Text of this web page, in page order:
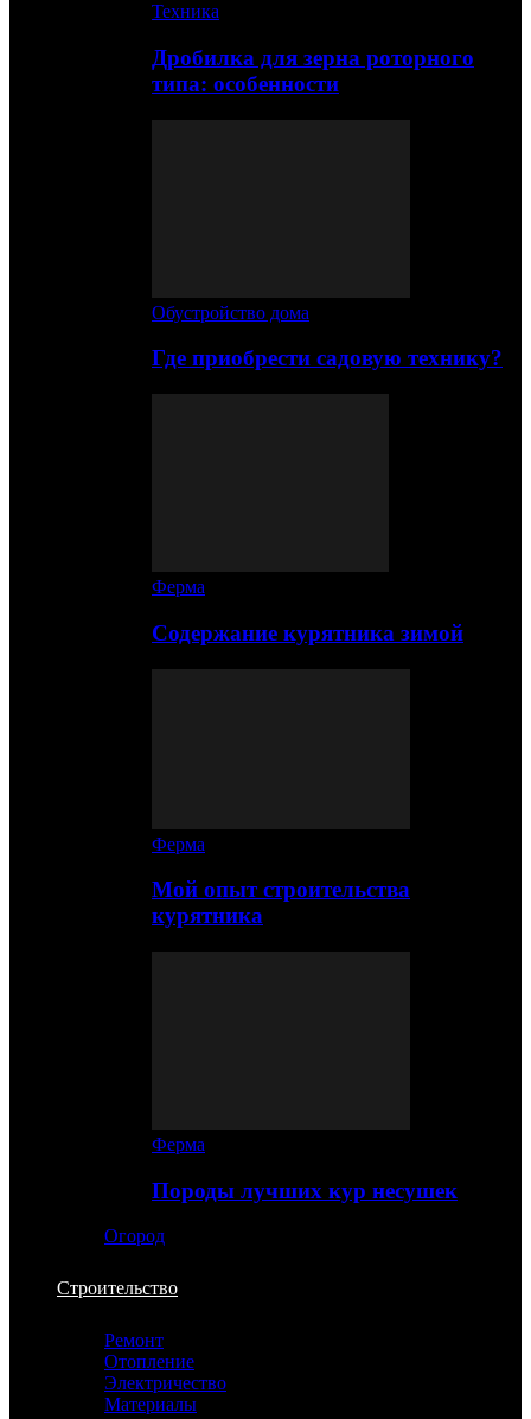
Техника
Дробилка для зерна роторного
типа: особенности
Обустройство дома
Где приобрести садовую технику?
Ферма
Содержание курятника зимой
Ферма
Мой опыт строительства
курятника
Ферма
Породы лучших кур несушек
Огород
Строительство
Ремонт
Отопление
Электричество
Материалы